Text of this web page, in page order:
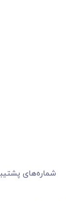
شماره‌های پشتیبانی: 09914741495 |